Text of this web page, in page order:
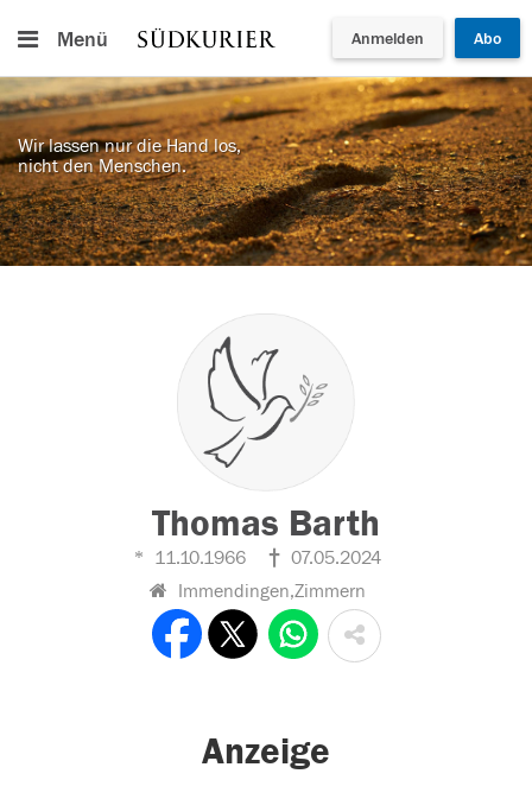
Menü Anmelden Abo
Wir lassen nur die Hand los,
nicht den Menschen.
Thomas Barth
11.10.1966
07.05.2024
Immendingen,Zimmern
Anzeige